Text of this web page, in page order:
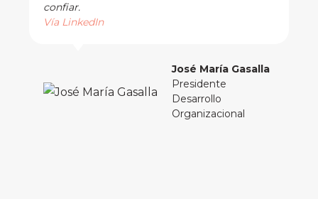
confiar.
Vía LinkedIn
José María Gasalla
Presidente
Desarrollo
Organizacional